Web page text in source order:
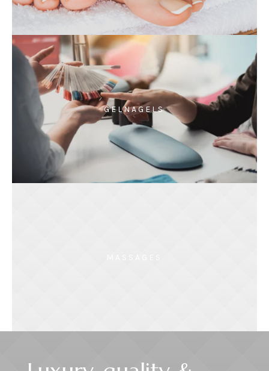
GELNAGELS